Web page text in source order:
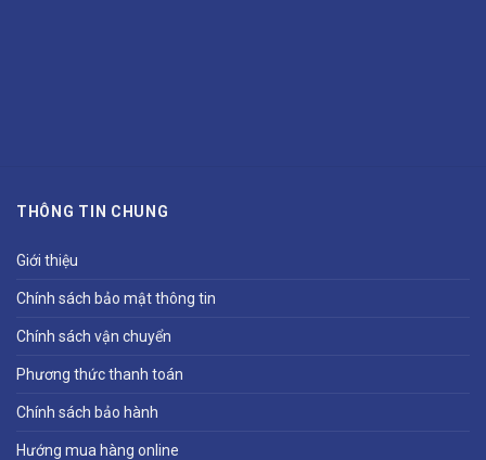
THÔNG TIN CHUNG
Giới thiệu
Chính sách bảo mật thông tin
Chính sách vận chuyển
Phương thức thanh toán
Chính sách bảo hành
Hướng mua hàng online